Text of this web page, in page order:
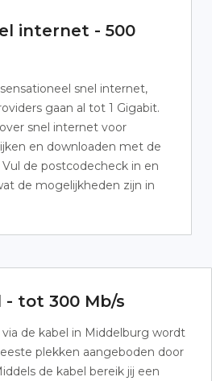
internet - 500
snel internet,
gaan al tot 1 Gigabit.
snel internet voor
en downloaden met de
de postcodecheck in en
de mogelijkheden zijn in
- tot 300 Mb/s
de kabel in Middelburg wordt
plekken aangeboden door
de kabel bereik jij een